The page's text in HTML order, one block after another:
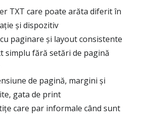
TXT care poate arăta diferit în
și dispozitiv
cu paginare și layout consistente
simplu fără setări de pagină
de pagină, margini și
gata de print
care par informale când sunt